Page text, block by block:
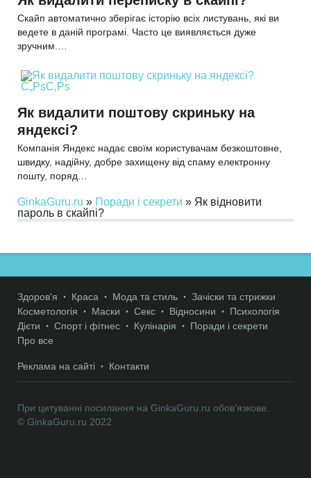
Скайп автоматично зберігає історію всіх листувань, які ви
ведете в даній програмі. Часто це виявляється дуже
зручним.…
Як видалити поштову скриньку на
яндексі?
Компанія Яндекс надає своїм користувачам безкоштовне,
швидку, надійну, добре захищену від спаму електронну
пошту, поряд…
GinkaGuru.ru » Поради і секрети » Як відновити
пароль в скайпі?
Здоров'я Краса Мода та стиль
Зачіски та стрижки
Косметологія
Маски Секс Відносини
Психологія
Дієти
Спорт і фітнес Кулінарія
Поради і секрети
Про все
Реклама на сайті Контакти
При цитуванні посилання на GinkaGuru.ru обов'язкове.
© GinkaGuru.ru 2022